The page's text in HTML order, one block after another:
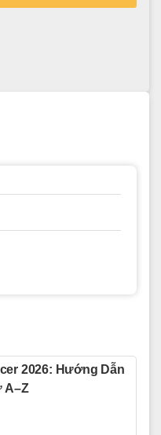
2026: Hướng Dẫn
A–Z